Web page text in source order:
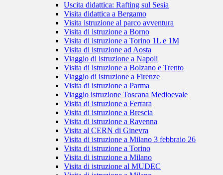
Uscita didattica: Rafting sul Sesia
Visita didattica a Bergamo
Visita istruzione al parco avventura
Visita di istruzione a Borno
Visita di istruzione a Torino 1L e 1M
Visita di istruzione ad Aosta
Viaggio di istruzione a Napoli
Visita di istruzione a Bolzano e Trento
Viaggio di istruzione a Firenze
Visita di istruzione a Parma
Viaggio istruzione Toscana Medioevale
Visita di istruzione a Ferrara
Visita di istruzione a Brescia
Visita di istruzione a Ravenna
Visita al CERN di Ginevra
Visita di istruzione a Milano 3 febbraio 26
Visita di istruzione a Torino
Visita di istruzione a Milano
Visita di istruzione al MUDEC